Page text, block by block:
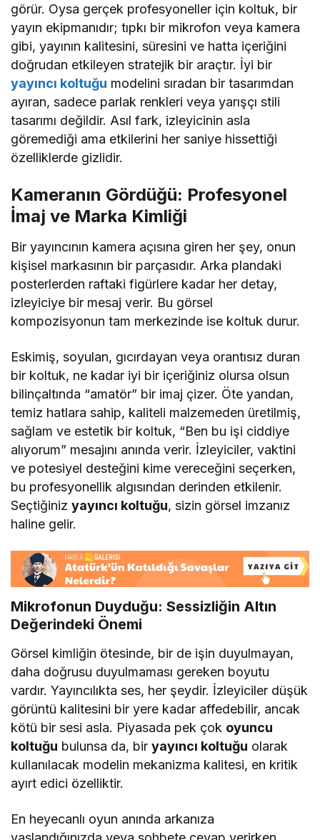
görür. Oysa gerçek profesyoneller için koltuk, bir
yayın ekipmanıdır; tıpkı bir mikrofon veya kamera
gibi, yayının kalitesini, süresini ve hatta içeriğini
doğrudan etkileyen stratejik bir araçtır. İyi bir
yayıncı koltuğu modelini sıradan bir tasarımdan
ayıran, sadece parlak renkleri veya yarışçı stili
tasarımı değildir. Asıl fark, izleyicinin asla
göremediği ama etkilerini her saniye hissettiği
özelliklerde gizlidir.
Kameranın Gördüğü: Profesyonel
İmaj ve Marka Kimliği
Bir yayıncının kamera açısına giren her şey, onun
kişisel markasının bir parçasıdır. Arka plandaki
posterlerden raftaki figürlere kadar her detay,
izleyiciye bir mesaj verir. Bu görsel
kompozisyonun tam merkezinde ise koltuk durur.
Eskimiş, soyulan, gıcırdayan veya orantısız duran
bir koltuk, ne kadar iyi bir içeriğiniz olursa olsun
bilinçaltında “amatör” bir imaj çizer. Öte yandan,
temiz hatlara sahip, kaliteli malzemeden üretilmiş,
sağlam ve estetik bir koltuk, “Ben bu işi ciddiye
alıyorum” mesajını anında verir. İzleyiciler, vaktini
ve potesiyel desteğini kime vereceğini seçerken,
bu profesyonellik algısından derinden etkilenir.
Seçtiğinizyayıncı koltuğu, sizin görsel imzanız
haline gelir.
Mikrofonun Duyduğu: Sessizliğin Altın
Değerindeki Önemi
Görsel kimliğin ötesinde, bir de işin duyulmayan,
daha doğrusu duyulmaması gereken boyutu
vardır. Yayıncılıkta ses, her şeydir. İzleyiciler düşük
görüntü kalitesini bir yere kadar affedebilir, ancak
kötü bir sesi asla. Piyasada pek çok oyuncu
koltuğu bulunsa da, biryayıncı koltuğu olarak
kullanılacak modelin mekanizma kalitesi, en kritik
ayırt edici özelliktir.
En heyecanlı oyun anında arkanıza